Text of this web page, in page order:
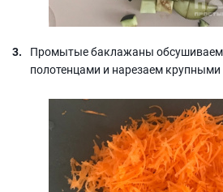
Промытые баклажаны
полотенцами и нарезаем